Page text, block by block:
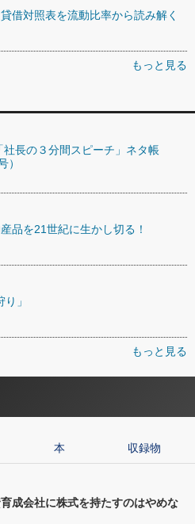
借対照表を流動比率から読み解く
もっと見る
社長の３分間スピーチ」ネタ帳
）
品を21世紀に生かし切る！
」
もっと見る
本 収録物
成会社に株式を持たすのはやめな